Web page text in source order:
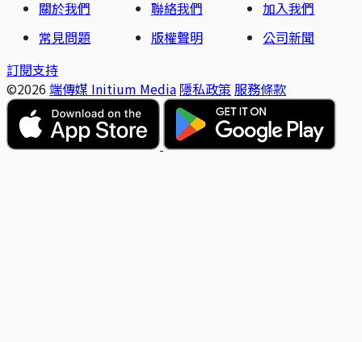
關於我們
聯絡我們
加入我們
常見問題
版權聲明
公司新聞
訂閱支持
©2026 端傳媒 Initium Media 隱私政策 服務條款